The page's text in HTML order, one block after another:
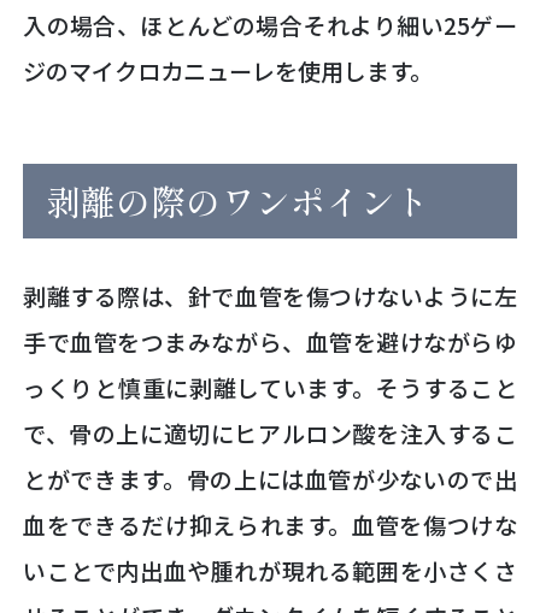
入の場合、ほとんどの場合それより細い25ゲー
ジのマイクロカニューレを使用します。
剥離の際のワンポイント
剥離する際は、針で血管を傷つけないように左
手で血管をつまみながら、血管を避けながらゆ
っくりと慎重に剥離しています。そうすること
で、骨の上に適切にヒアルロン酸を注入するこ
とができます。骨の上には血管が少ないので出
血をできるだけ抑えられます。血管を傷つけな
いことで内出血や腫れが現れる範囲を小さくさ